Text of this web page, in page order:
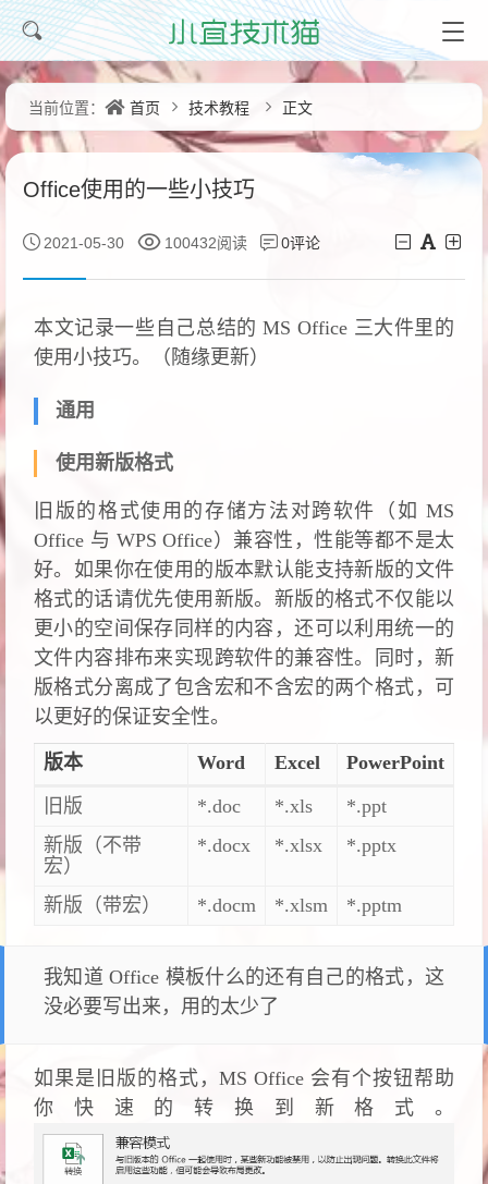
当前位置： 首页 技术教程 正文
Office使用的一些小技巧
2021-05-30 100432阅读 0评论
本文记录一些自己总结的 MS Office 三大件里的
使用小技巧。（随缘更新）
通用
使用新版格式
旧版的格式使用的存储方法对跨软件（如 MS
Office 与 WPS Office）兼容性，性能等都不是太
好。如果你在使用的版本默认能支持新版的文件
格式的话请优先使用新版。新版的格式不仅能以
更小的空间保存同样的内容，还可以利用统一的
文件内容排布来实现跨软件的兼容性。同时，新
版格式分离成了包含宏和不含宏的两个格式，可
以更好的保证安全性。
版本 Word Excel
PowerPoint
旧版
*.doc *.xls
*.ppt
新版（不带
宏）
*.docx *.xlsx *.pptx
新版（带宏） *.docm *.xlsm *.pptm
我知道 Office 模板什么的还有自己的格式，这
没必要写出来，用的太少了
如果是旧版的格式，MS Office 会有个按钮帮助
你快速的转换到新格式。